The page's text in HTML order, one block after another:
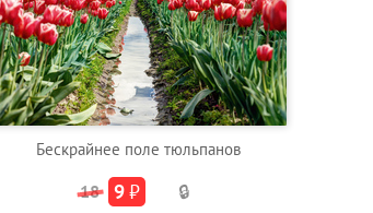
Бескрайнее поле тюльпанов
18 9₽ 🔒